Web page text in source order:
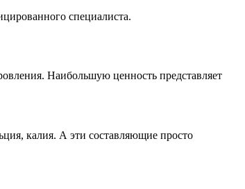
специалиста.
Наибольшую ценность представляет
калия. А эти составляющие просто